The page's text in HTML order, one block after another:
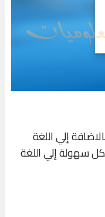
إلي اللغة
سهولة إلي اللغة